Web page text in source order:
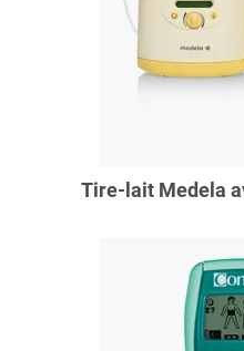
Tire-lait Medela